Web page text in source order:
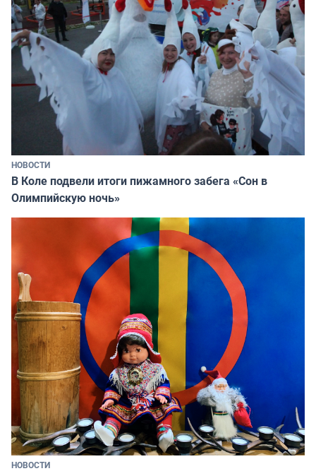
НОВОСТИ
В Коле подвели итоги пижамного забега «Сон в
Олимпийскую ночь»
НОВОСТИ